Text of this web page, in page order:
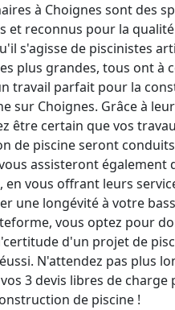
à Choignes sont des
et reconnus pour la
s'agisse de piscinistes
plus grandes, tous ont à
travail parfait pour la
sur Choignes. Grâce à
être certain que vos
de piscine seront
assisteront également
en vous offrant leurs
une longévité à votre
vous optez pour
d'un projet de
N'attendez pas plus
3 devis libres de charge
de piscine !